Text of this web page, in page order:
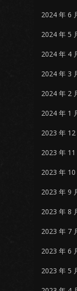
2024 年 6
2024 年 5
2024 年 4
2024 年 3
2024 年 2
2024 年 1
2023 年 12
2023 年 11
2023 年 10
2023 年 9
2023 年 8
2023 年 7
2023 年 6
2023 年 5